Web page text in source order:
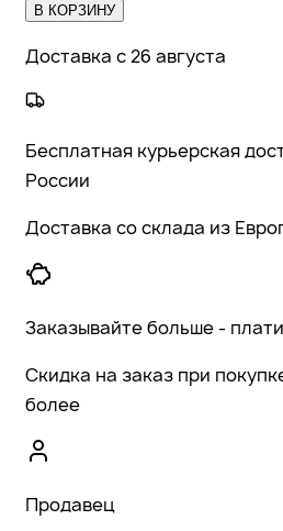
В КОРЗИНУ
Доставка с 26 августа
Бесплатная курьерская
России
Доставка со склада из
Заказывайте больше -
Скидка на заказ при
более
Продавец